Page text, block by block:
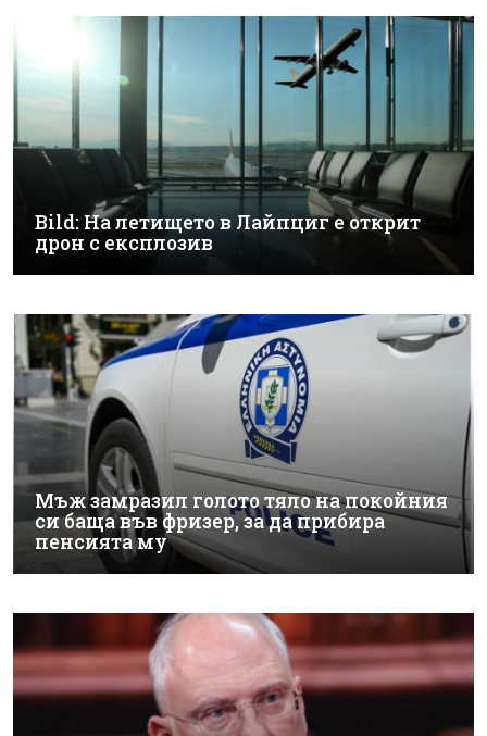
Bild: На летището в Лайпциг е открит
дрон с експлозив
Мъж замразил голото тяло на покойния
си баща във фризер, за да прибира
пенсията му